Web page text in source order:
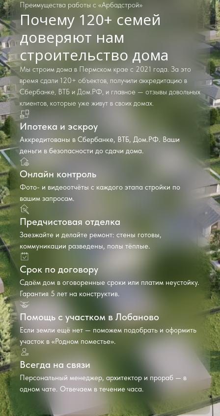
Преимущества работы с «Арбадстрой»
Почему 120+ семей
доверяют нам
строительство дома
Мы строим дома в Пермском крае с 2021 года. За это
время сдали 120+ объектов, получили аккредитацию в
Сбербанке, ВТБ и Дом.РФ, и главное — отзывы довольных
клиентов, которые уже живут в своих домах.
Ипотека и эскроу
Аккредитованы в Сбербанке, ВТБ, Дом.РФ. Ваши
деньги в безопасности до сдачи дома.
Онлайн контроль
Фото- и видеоотчёты с каждого этапа стройки по
вашим запросам.
Предчистовая отделка
Заезжайте и делайте ремонт: стены готовы,
коммуникации разведены, полы тёплые.
Срок по договору
Сдаём дом в оговоренные сроки или платим неустойку.
Гарантия 5 лет на конструктив.
Помощь с участком в Лобаново
Если земли ещё нет — поможем подобрать и оформить
участок в «Родном поместье».
Всегда на связи
Персональный менеджер, архитектор и прораб — в
одном чате. Отвечаем в течение часа.